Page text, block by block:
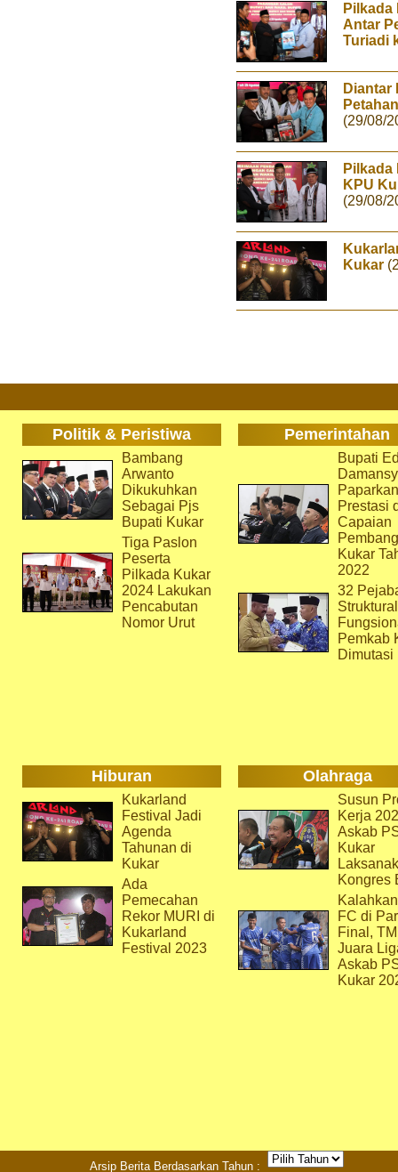
Antar
Turiadi
Diantar
(29/08/
Pilkada
KPU
(29/08/
Kukar
Politik & Peristiwa Pemerintahan
Bambang
Arwanto
Dikukuhkan
Sebagai Pjs
Bupati Kukar
Tiga Paslon
Peserta
Pilkada Kukar
2024 Lakukan
Pencabutan
Nomor Urut
Bupati
Paparkan
Prestasi
Capaian
Kukar
2022
32
Pemkab
Dimutasi
Hiburan Olahraga
Kukarland
Festival Jadi
Agenda
Tahunan di
Kukar
Ada
Pemecahan
Rekor MURI di
Kukarland
Festival 2023
Susun
Kerja
Askab
Kukar
Kongres
FC di
Final,
Juara
Askab
Kukar
Arsip Berita Berdasarkan Tahun :